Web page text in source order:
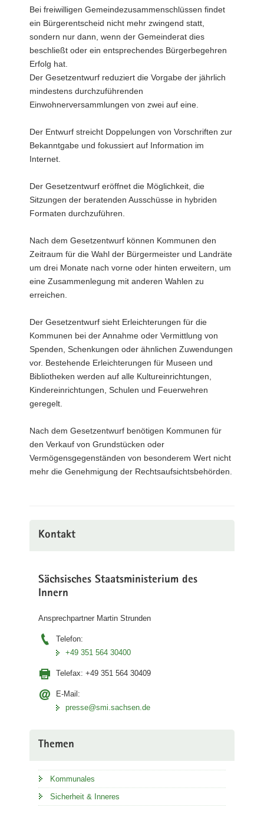
Bei freiwilligen Gemeindezusammenschlüssen findet
ein Bürgerentscheid nicht mehr zwingend statt,
sondern nur dann, wenn der Gemeinderat dies
beschließt oder ein entsprechendes Bürgerbegehren
Erfolg hat.
Der Gesetzentwurf reduziert die Vorgabe der jährlich
mindestens durchzuführenden
Einwohnerversammlungen von zwei auf eine.
Der Entwurf streicht Doppelungen von Vorschriften zur
Bekanntgabe und fokussiert auf Information im
Internet.
Der Gesetzentwurf eröffnet die Möglichkeit, die
Sitzungen der beratenden Ausschüsse in hybriden
Formaten durchzuführen.
Nach dem Gesetzentwurf können Kommunen den
Zeitraum für die Wahl der Bürgermeister und Landräte
um drei Monate nach vorne oder hinten erweitern, um
eine Zusammenlegung mit anderen Wahlen zu
erreichen.
Der Gesetzentwurf sieht Erleichterungen für die
Kommunen bei der Annahme oder Vermittlung von
Spenden, Schenkungen oder ähnlichen Zuwendungen
vor. Bestehende Erleichterungen für Museen und
Bibliotheken werden auf alle Kultureinrichtungen,
Kindereinrichtungen, Schulen und Feuerwehren
geregelt.
Nach dem Gesetzentwurf benötigen Kommunen für
den Verkauf von Grundstücken oder
Vermögensgegenständen von besonderem Wert nicht
mehr die Genehmigung der Rechtsaufsichtsbehörden.
Kontakt
Sächsisches Staatsministerium des
Innern
Ansprechpartner Martin Strunden
Telefon:
+49 351 564 30400
Telefax: +49 351 564 30409
E-Mail:
presse@smi.sachsen.de
Themen
Kommunales
Sicherheit & Inneres